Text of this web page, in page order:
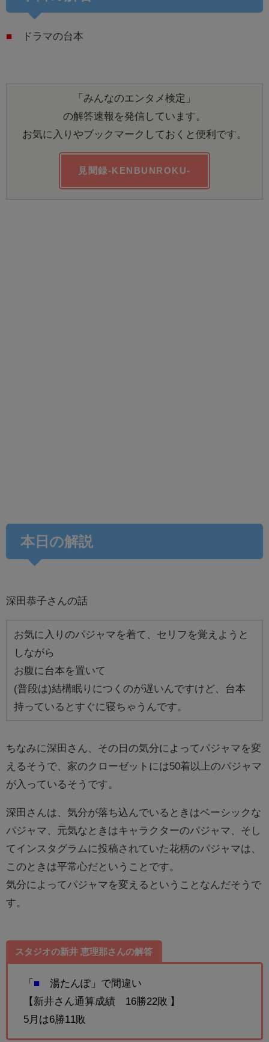
■ ドラマの台本
「みんなのエンタメ検定」
の解答速報を発信しています。
お気に入りやブックマークしておくと便利です。
見聞録-KENBUNROKU-
本日の解説
深田恭子さんの話
お気に入りのパジャマを着て、 セリフを覚えようと
しながら
お腹に台本を置いて
(普段は)結構眠りにつくのが遅いんですけど、 台本
持っているとすぐに寝ちゃうんです。
ちなみに深田さん、その日の気分によってパジャマを変
えるそうで、家のクローゼットには50着以上のパジャマ
が入っているそうです。
深田さんは、気分が落ち込んでいるときはベーシックな
パジャマ、元気なときはキャラクターのパジャマ、そし
てインスタグラムに投稿されていた花柄のパジャマは、
このときは平常心だということです。
気分によってパジャマを変えるということなんだそうで
す。
スタジオの新井 恵理那さんの解答
「 ■湯たんぽ」で間違い
【新井さん通算成績 16勝22敗 】
5月は6勝11敗